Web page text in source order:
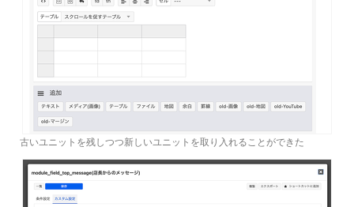
古いユニットを残しつつ新しいユニットを取り入れることができた